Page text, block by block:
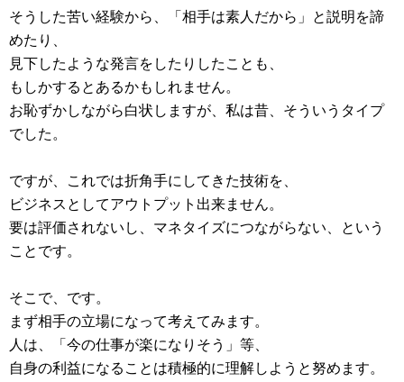
そうした苦い経験から、「相手は素人だから」と説明を諦
めたり、
見下したような発言をしたりしたことも、
もしかするとあるかもしれません。
お恥ずかしながら白状しますが、私は昔、そういうタイプ
でした。
ですが、これでは折角手にしてきた技術を、
ビジネスとしてアウトプット出来ません。
要は評価されないし、マネタイズにつながらない、という
ことです。
そこで、です。
まず相手の立場になって考えてみます。
人は、「今の仕事が楽になりそう」等、
自身の利益になることは積極的に理解しようと努めます。